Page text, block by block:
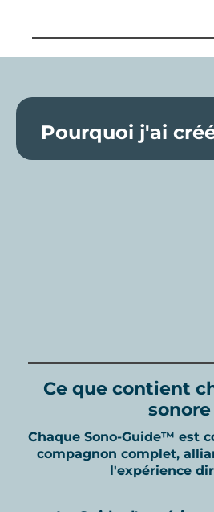
Pourquoi j'ai
Ce que contient
sonore
Chaque Sono-Guide™ est
compagnon complet,
l'expérience